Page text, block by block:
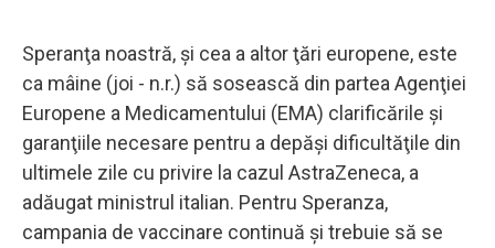
Speranţa noastră, şi cea a altor ţări europene, este
ca mâine (joi - n.r.) să sosească din partea Agenţiei
Europene a Medicamentului (EMA) clarificările şi
garanţiile necesare pentru a depăşi dificultăţile din
ultimele zile cu privire la cazul AstraZeneca, a
adăugat ministrul italian. Pentru Speranza,
campania de vaccinare continuă şi trebuie să se